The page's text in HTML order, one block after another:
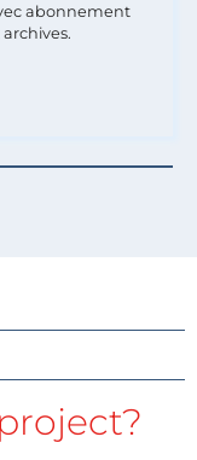
abonnement